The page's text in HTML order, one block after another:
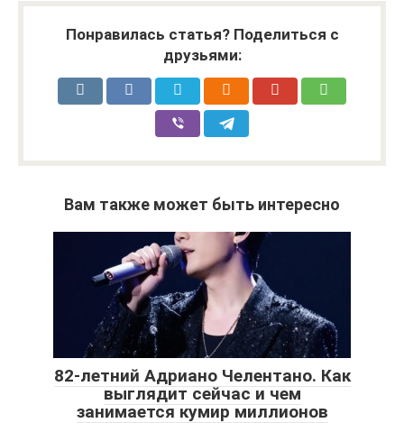
Понравилась статья? Поделиться с
друзьями:
Вам также может быть интересно
82-летний Адриано Челентано. Как
выглядит сейчас и чем
занимается кумир миллионов